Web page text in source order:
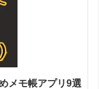
メモ帳アプリ9選